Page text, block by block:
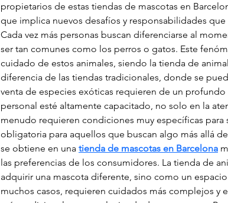
propietarios de estas tiendas de mascotas en
que implica nuevos desafíos y responsabilidades
Cada vez más personas buscan diferenciarse al
ser tan comunes como los perros o gatos. Este
cuidado de estos animales, siendo la tienda de
diferencia de las tiendas tradicionales, donde se
venta de especies exóticas requieren de un
personal esté altamente capacitado, no solo en la
menudo requieren condiciones muy específicas para
obligatoria para aquellos que buscan algo más allá
se obtiene en una tienda de mascotas en Barcelona
las preferencias de los consumidores. La tienda de
adquirir una mascota diferente, sino como un
muchos casos, requieren cuidados más complejos